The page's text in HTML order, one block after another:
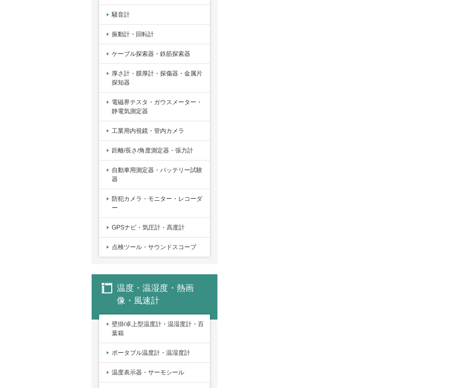
騒音計
振動計・回転計
ケーブル探索器・鉄筋探索器
厚さ計・膜厚計・探傷器・金属片
探知器
電磁界テスタ・ガウスメーター・
静電気測定器
工業用内視鏡・管内カメラ
距離/長さ/角度測定器・張力計
自動車用測定器・バッテリー試験
器
防犯カメラ・モニター・レコーダ
ー
GPSナビ・気圧計・高度計
点検ツール・サウンドスコープ
温度・温湿度・熱画
像・風速計
壁掛/卓上型温度計・温湿度計・百
葉箱
ポータブル温度計・温湿度計
温度表示器・サーモシール